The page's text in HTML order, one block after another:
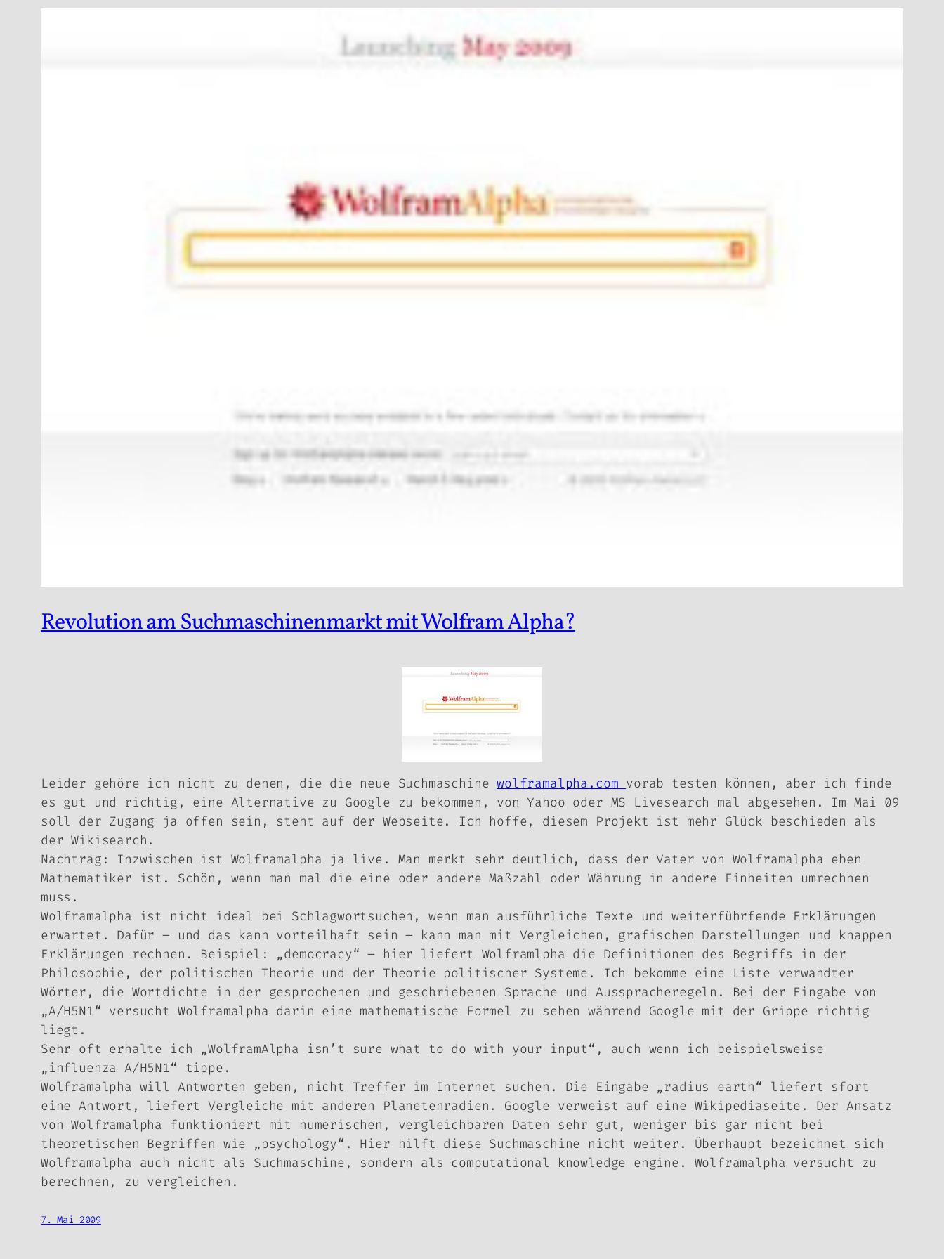
Revolution am Suchmaschinenmarkt mit Wolfram Alpha?
Leider gehöre ich nicht zu denen, die die neue Suchmaschinewolframalpha.com vorab testen können, aber ich finde
es gut und richtig, eine Alternative zu Google zu bekommen, von Yahoo oder MS Livesearch mal abgesehen. Im Mai 09
soll der Zugang ja offen sein, steht auf der Webseite. Ich hoffe, diesem Projekt ist mehr Glück beschieden als
der Wikisearch.
Nachtrag: Inzwischen ist Wolframalpha ja live. Man merkt sehr deutlich, dass der Vater von Wolframalpha eben
Mathematiker ist. Schön, wenn man mal die eine oder andere Maßzahl oder Währung in andere Einheiten umrechnen
muss.
Wolframalpha ist nicht ideal bei Schlagwortsuchen, wenn man ausführliche Texte und weiterführfende Erklärungen
erwartet. Dafür – und das kann vorteilhaft sein – kann man mit Vergleichen, grafischen Darstellungen und knappen
Erklärungen rechnen. Beispiel: „democracy“ – hier liefert Wolframlpha die Definitionen des Begriffs in der
Philosophie, der politischen Theorie und der Theorie politischer Systeme. Ich bekomme eine Liste verwandter
Wörter, die Wortdichte in der gesprochenen und geschriebenen Sprache und Ausspracheregeln. Bei der Eingabe von
„A/H5N1“ versucht Wolframalpha darin eine mathematische Formel zu sehen während Google mit der Grippe richtig
liegt.
Sehr oft erhalte ich „WolframAlpha isn’t sure what to do with your input“, auch wenn ich beispielsweise
„influenza A/H5N1“ tippe.
Wolframalpha will Antworten geben, nicht Treffer im Internet suchen. Die Eingabe „radius earth“ liefert sfort
eine Antwort, liefert Vergleiche mit anderen Planetenradien. Google verweist auf eine Wikipediaseite. Der Ansatz
von Wolframalpha funktioniert mit numerischen, vergleichbaren Daten sehr gut, weniger bis gar nicht bei
theoretischen Begriffen wie „psychology“. Hier hilft diese Suchmaschine nicht weiter. Überhaupt bezeichnet sich
Wolframalpha auch nicht als Suchmaschine, sondern als computational knowledge engine. Wolframalpha versucht zu
berechnen, zu vergleichen.
7. Mai 2009